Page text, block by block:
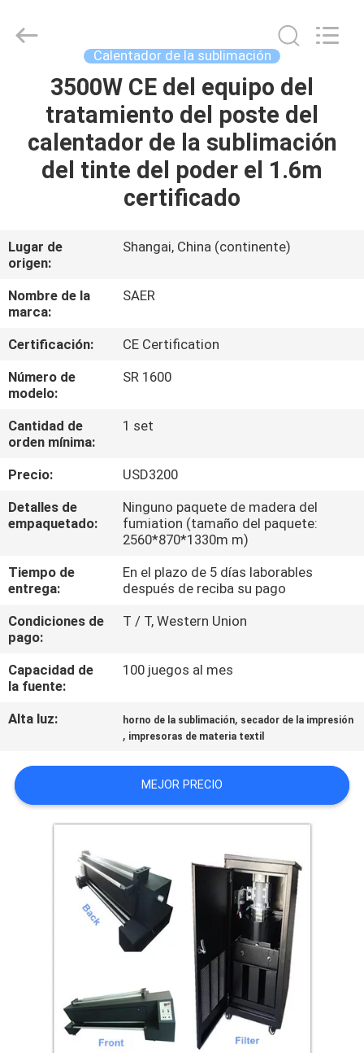
INICIO
PRODUCTOS
SOBRE
NOSOTROS
VISITA
A
LA
FÁBRICA
DE
CALIDAD
CONTACTO
NOTICIAS
TODOS
LOS
CASOS
COMPANY
NEWS
PRIVACIDAD
Digital
Supplier
Calentador de la sublimación
3500W CE del equipo del
tratamiento del poste del
calentador de la sublimación
del tinte del poder el 1.6m
certificado
Lugar de
origen:
Shangai, China (continente)
Nombre de la
marca:
SAER
Certificación:
CE Certification
Número de
modelo:
SR 1600
Cantidad de
orden mínima:
1 set
Precio:
USD3200
Detalles de
empaquetado:
Ninguno paquete de madera del
fumiation (tamaño del paquete:
2560*870*1330m m)
Tiempo de
entrega:
En el plazo de 5 días laborables
después de reciba su pago
Condiciones de
pago:
T / T, Western Union
Capacidad de
la fuente:
100 juegos al mes
Alta luz: horno de la sublimación, secador de la impresión
, impresoras de materia textil
MEJOR PRECIO